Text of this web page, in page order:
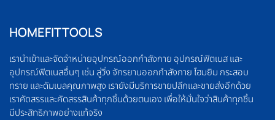
HOMEFITTOOLS
เรานำเข้าและจัดจำหน่ายอุปกรณ์ออกกำลังกาย อุปกรณ์ฟิตเนส และ
อุปกรณ์ฟิตเนสอื่นๆ เช่น ลู่วิ่ง จักรยานออกกำลังกาย โฮมยิม กระสอบ
ทราย และดัมเบลคุณภาพสูง เรายังมีบริการขายปลีกและขายส่งอีกด้วย
เราคัดสรรและคัดสรรสินค้าทุกชิ้นด้วยตนเอง เพื่อให้มั่นใจว่าสินค้าทุกชิ้น
มีประสิทธิภาพอย่างแท้จริง